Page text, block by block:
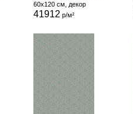
60x120 см, декор
41912 р/м²